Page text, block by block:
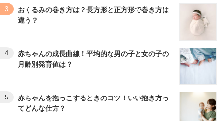
3
おくるみの巻き方は？長方形と正方形で巻き方は
違う？
4
赤ちゃんの成長曲線！平均的な男の子と女の子の
月齢別発育値は？
5
赤ちゃんを抱っこするときのコツ！いい抱き方っ
てどんな仕方？